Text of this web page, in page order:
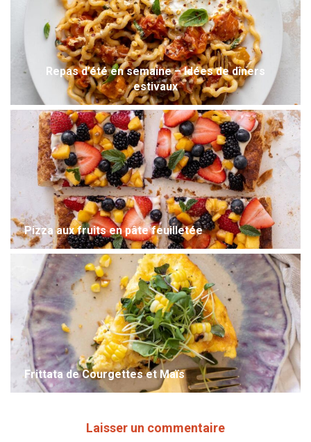
Repas d’été en semaine – Idées de dîners
estivaux
Pizza aux fruits en pâte feuilletée
Frittata de Courgettes et Maïs
Laisser un commentaire